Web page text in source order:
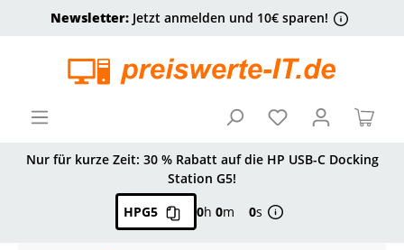
springen
Newsletter:Jetzt anmelden und 10€ sparen!
Nur für kurze Zeit: 30 % Rabatt auf die HP USB-C Docking
Station G5!
HPG5
0h 0m 0s